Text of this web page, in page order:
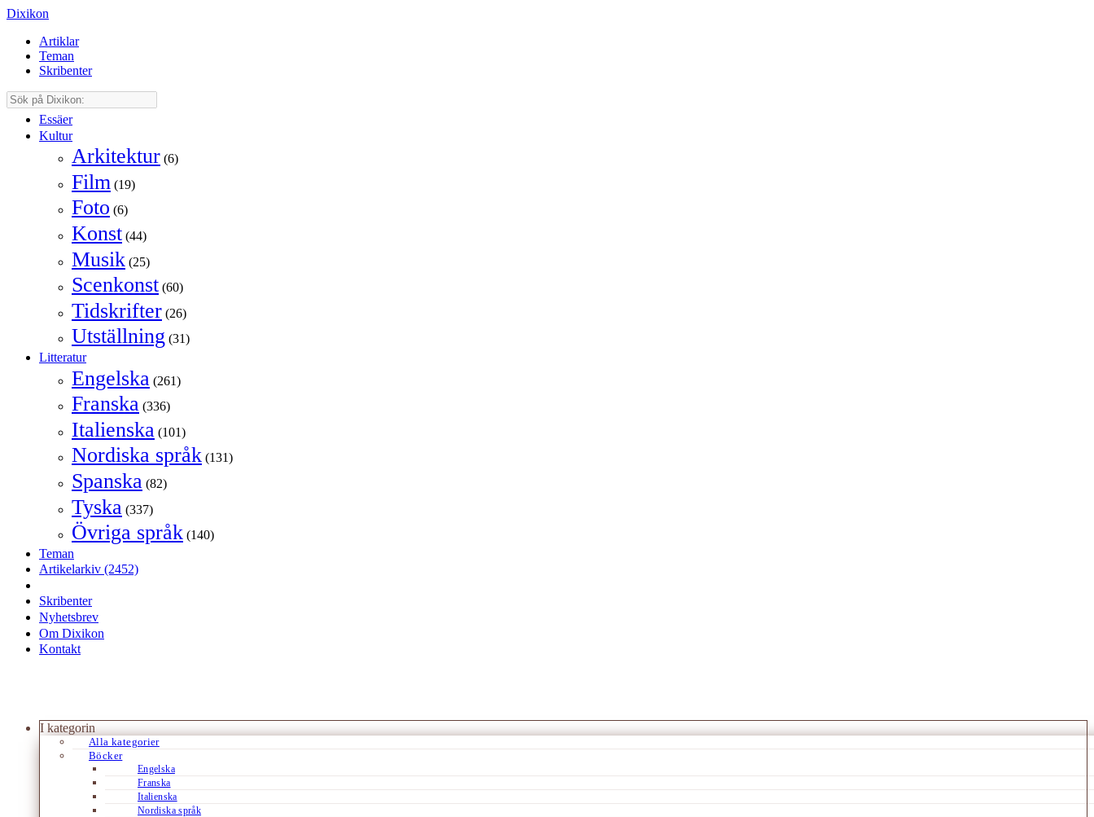
Dixikon
Artiklar
Teman
Skribenter
Essäer
Kultur
Arkitektur (6)
Film (19)
Foto (6)
Konst (44)
Musik (25)
Scenkonst (60)
Tidskrifter (26)
Utställning (31)
Litteratur
Engelska (261)
Franska (336)
Italienska (101)
Nordiska språk (131)
Spanska (82)
Tyska (337)
Övriga språk (140)
Teman
Artikelarkiv (2452)
Skribenter
Nyhetsbrev
Om Dixikon
Kontakt
I kategorin
Alla kategorier
Böcker
Engelska
Franska
Italienska
Nordiska språk